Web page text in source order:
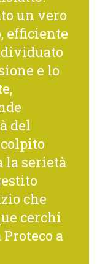
un vero
efficiente
e lo
del
la serietà
che
cerchi
a